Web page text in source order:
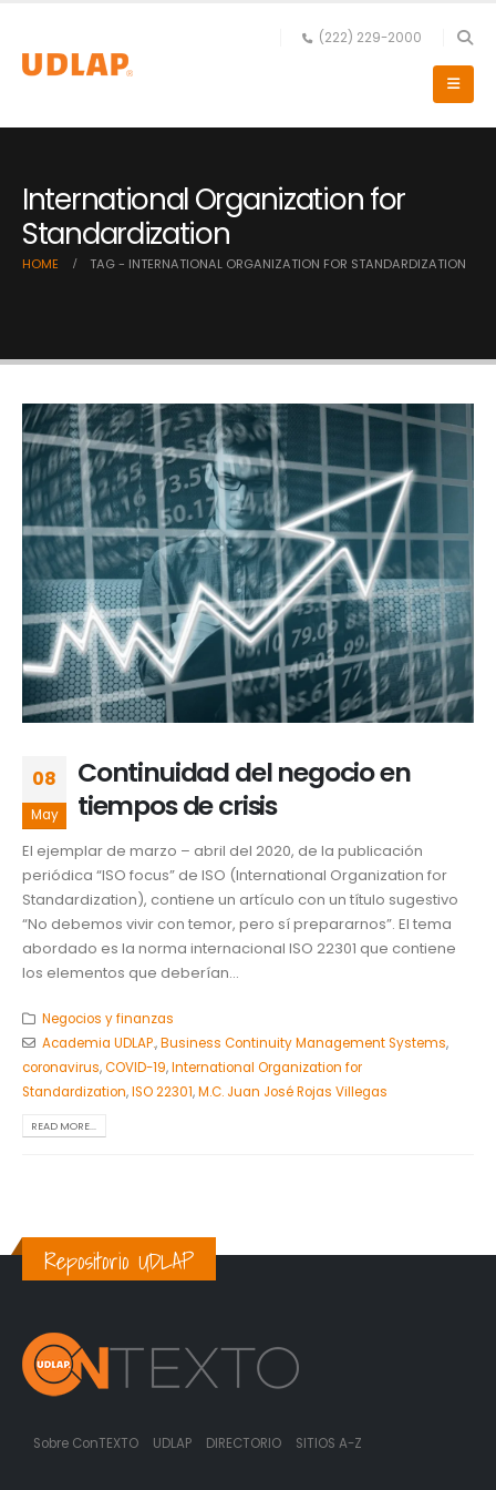
(222) 229-2000
International Organization for
Standardization
HOME TAG - INTERNATIONAL ORGANIZATION FOR STANDARDIZATION
08
May
Continuidad del negocio en
tiempos de crisis
El ejemplar de marzo – abril del 2020, de la publicación
periódica “ISO focus” de ISO (International Organization for
Standardization), contiene un artículo con un título sugestivo
“No debemos vivir con temor, pero sí prepararnos”. El tema
abordado es la norma internacional ISO 22301 que contiene
los elementos que deberían...
Negocios y finanzas
Academia UDLAP.,Business Continuity Management Systems,
coronavirus,COVID-19,International Organization for
Standardization,ISO 22301,M.C. Juan José Rojas Villegas
READ MORE...
Repositorio UDLAP
Sobre ConTEXTO UDLAP DIRECTORIO SITIOS A-Z